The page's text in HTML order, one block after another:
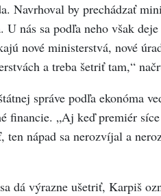
Navrhoval by prechádzať
nás sa podľa neho však
nové ministerstvá, nové
a treba šetriť tam,“
správe podľa ekonóma
financie. „Aj keď premiér
ten nápad sa nerozvíjal a
dá výrazne ušetriť, Karpiš